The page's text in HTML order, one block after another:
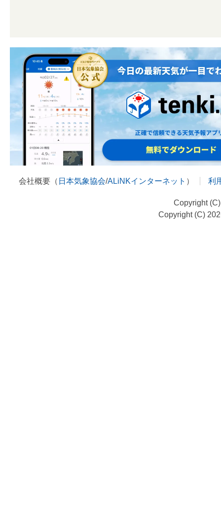
会社概要（ 日本気象協会/ALiNKインターネット ） 利
Copyright
Copyright (C)